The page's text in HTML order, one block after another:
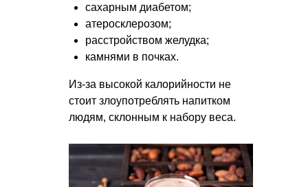
сахарным диабетом;
атеросклерозом;
расстройством желудка;
камнями в почках.
Из-за высокой калорийности не
стоит злоупотреблять напитком
людям, склонным к набору веса.